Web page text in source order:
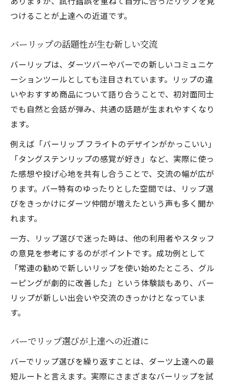
つけることが上達への近道です。
バーリップの話題性が生む新しい交流
バーリップは、ダーツバーやバーでの新しいコミュニケ
ーションツールとしても注目されています。リップの違
いやおすすめ商品について語り合うことで、初対面同士
でも自然と会話が弾み、共通の話題が生まれやすくなり
ます。
例えば「バーリップ フライトのデザインがかっこいい」
「タングステンリップの感覚が好き」など、実際に使っ
た感想や投げ心地を共有し合うことで、交流の幅が広が
ります。バー特有のゆったりとした空間では、リップ選
びをきっかけにダーツ仲間が増えたという声も多く聞か
れます。
一方、リップ選びで迷った時は、他の利用者やスタッフ
の意見を参考にするのがポイントです。成功例として
「常連の勧めで新しいリップを使い始めたところ、グル
ーピングが劇的に改善した」という体験談もあり、バー
リップが新しい出会いや交流のきっかけとなっていま
す。
バーでリップ選びが上達への近道に
バーでリップ選びを繰り返すことは、ダーツ上達への最
短ルートと言えます。実際にさまざまなバーリップを試